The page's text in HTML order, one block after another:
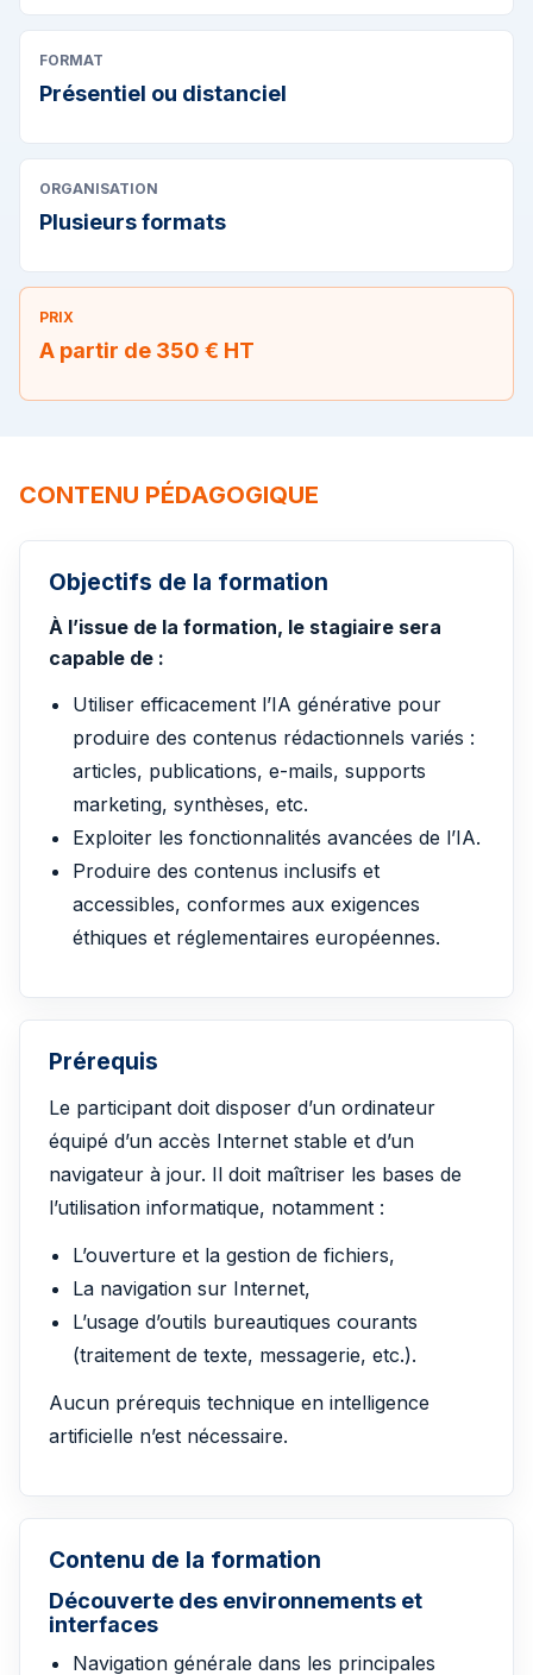
FORMAT
Présentiel ou distanciel
ORGANISATION
Plusieurs formats
PRIX
A partir de 350 € HT
CONTENU PÉDAGOGIQUE
Objectifs de la formation
À l’issue de la formation, le stagiaire sera
capable de :
Utiliser efficacement l’IA générative pour
produire des contenus rédactionnels variés :
articles, publications, e-mails, supports
marketing, synthèses, etc.
Exploiter les fonctionnalités avancées de l’IA.
Produire des contenus inclusifs et
accessibles, conformes aux exigences
éthiques et réglementaires européennes.
Prérequis
Le participant doit disposer d’un ordinateur
équipé d’un accès Internet stable et d’un
navigateur à jour. Il doit maîtriser les bases de
l’utilisation informatique, notamment :
L’ouverture et la gestion de fichiers,
La navigation sur Internet,
L’usage d’outils bureautiques courants
(traitement de texte, messagerie, etc.).
Aucun prérequis technique en intelligence
artificielle n’est nécessaire.
Contenu de la formation
Découverte des environnements et
interfaces
Navigation générale dans les principales